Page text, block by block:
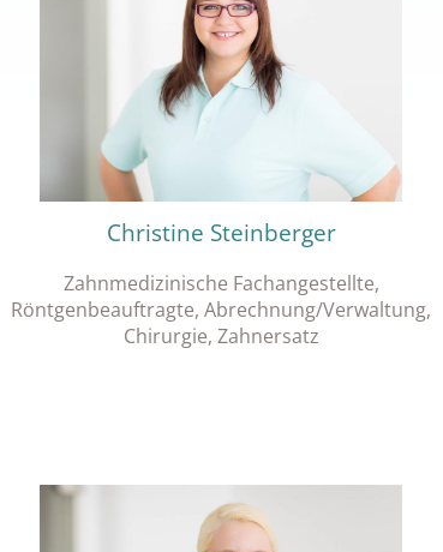
Christine Steinberger
Zahnmedizinische Fachangestellte,
Röntgenbeauftragte, Abrechnung/Verwaltung,
Chirurgie, Zahnersatz